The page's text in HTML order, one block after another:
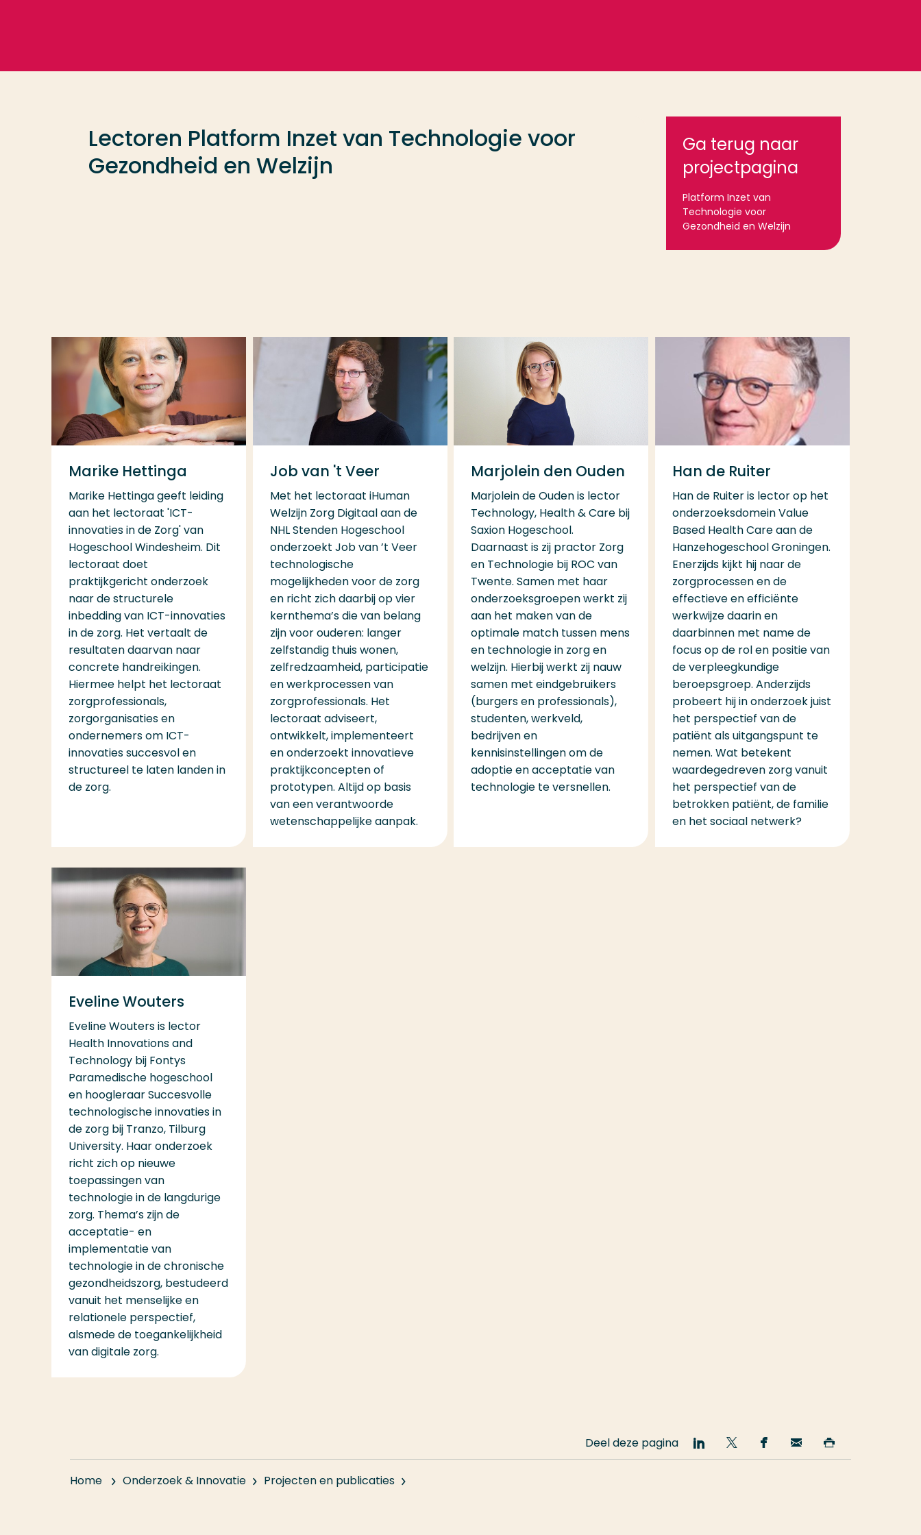
Lectoren Platform Inzet van Technologie voor
Gezondheid en Welzijn
Ga terug naar
projectpagina
Platform Inzet van
Technologie voor
Gezondheid en Welzijn
Marike Hettinga
Marike Hettinga geeft leiding
aan het lectoraat 'ICT-
innovaties in de Zorg' van
Hogeschool Windesheim. Dit
lectoraat doet
praktijkgericht onderzoek
naar de structurele
inbedding van ICT-innovaties
in de zorg. Het vertaalt de
resultaten daarvan naar
concrete handreikingen.
Hiermee helpt het lectoraat
zorgprofessionals,
zorgorganisaties en
ondernemers om ICT-
innovaties succesvol en
structureel te laten landen in
de zorg.
Job van 't Veer
Met het lectoraat iHuman
Welzijn Zorg Digitaal aan de
NHL Stenden Hogeschool
onderzoekt Job van ’t Veer
technologische
mogelijkheden voor de zorg
en richt zich daarbij op vier
kernthema’s die van belang
zijn voor ouderen: langer
zelfstandig thuis wonen,
zelfredzaamheid, participatie
en werkprocessen van
zorgprofessionals. Het
lectoraat adviseert,
ontwikkelt, implementeert
en onderzoekt innovatieve
praktijkconcepten of
prototypen. Altijd op basis
van een verantwoorde
wetenschappelijke aanpak.
Marjolein den Ouden
Marjolein de Ouden is lector
Technology, Health & Care bij
Saxion Hogeschool.
Daarnaast is zij practor Zorg
en Technologie bij ROC van
Twente. Samen met haar
onderzoeksgroepen werkt zij
aan het maken van de
optimale match tussen mens
en technologie in zorg en
welzijn. Hierbij werkt zij nauw
samen met eindgebruikers
(burgers en professionals),
studenten, werkveld,
bedrijven en
kennisinstellingen om de
adoptie en acceptatie van
technologie te versnellen.
Han de Ruiter
Han de Ruiter is lector op het
onderzoeksdomein Value
Based Health Care aan de
Hanzehogeschool Groningen.
Enerzijds kijkt hij naar de
zorgprocessen en de
effectieve en efficiënte
werkwijze daarin en
daarbinnen met name de
focus op de rol en positie van
de verpleegkundige
beroepsgroep. Anderzijds
probeert hij in onderzoek juist
het perspectief van de
patiënt als uitgangspunt te
nemen. Wat betekent
waardegedreven zorg vanuit
het perspectief van de
betrokken patiënt, de familie
en het sociaal netwerk?
Eveline Wouters
Eveline Wouters is lector
Health Innovations and
Technology bij Fontys
Paramedische hogeschool
en hoogleraar Succesvolle
technologische innovaties in
de zorg bij Tranzo, Tilburg
University. Haar onderzoek
richt zich op nieuwe
toepassingen van
technologie in de langdurige
zorg. Thema’s zijn de
acceptatie- en
implementatie van
technologie in de chronische
gezondheidszorg, bestudeerd
vanuit het menselijke en
relationele perspectief,
alsmede de toegankelijkheid
van digitale zorg.
Home Onderzoek & Innovatie Projecten en publicaties
Deel deze pagina
Deel
op
Deel
op
Deel
op
Email
deze deze